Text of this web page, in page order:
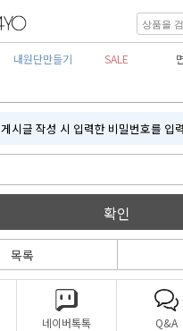
내원단만들기 SALE
게시글 작성 시 입력한 비밀번호를 입
확인
목록
네이버톡톡 Q&A